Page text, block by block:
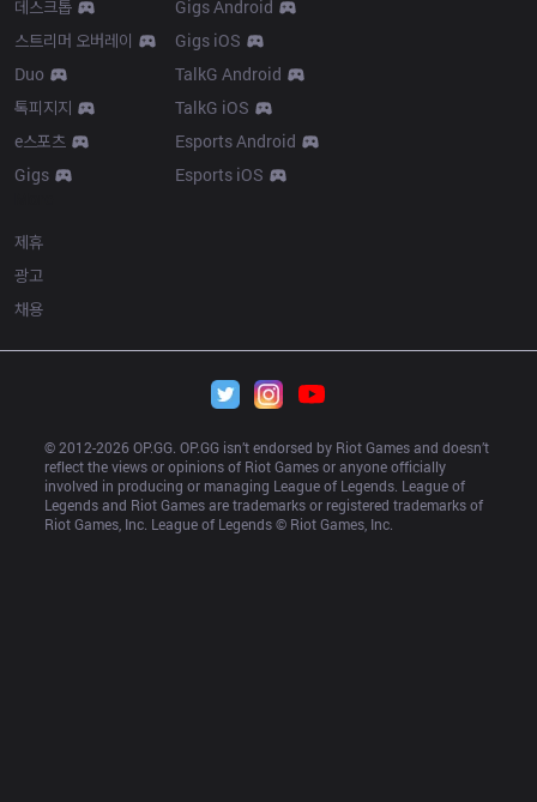
데스크톱
스트리머 오버레이
Duo
톡피지지
e스포츠
Gigs
Gigs Android
Gigs iOS
TalkG Android
TalkG iOS
Esports Android
Esports iOS
제휴
광고
채용
© 2012-2026 OP.GG. OP.GG isn’t endorsed by Riot Games and doesn’t
reflect the views or opinions of Riot Games or anyone officially
involved in producing or managing League of Legends. League of
Legends and Riot Games are trademarks or registered trademarks of
Riot Games, Inc. League of Legends © Riot Games, Inc.